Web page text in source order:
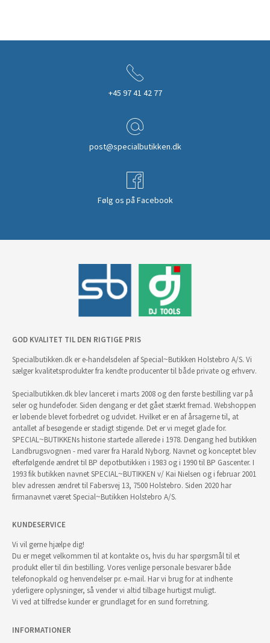
+45 97 41 42 77
post@specialbutikken.dk
Følg os på Facebook
GOD KVALITET TIL DEN RIGTIGE PRIS
Specialbutikken.dk er e-handelsdelen af Special~Butikken Holstebro A/S. Vi
sælger kvalitetsprodukter fra kendte producenter til både private og erhverv.
Specialbutikken.dk blev lanceret i marts 2008 og den første bestilling var på
seler og hundefoder. Siden dengang er det gået stærkt fremad. Webshoppen
er løbende blevet forbedret og udvidet. Hvilket er en af årsagerne til, at
antallet af besøgende er stadigt stigende. Det er vi meget glade for.
SPECIAL~BUTIKKENs historie startede allerede i 1978. Dengang hed butikken
Landbrugsvognen - med varer fra Harald Nyborg. Navnet og konceptet blev
efterfølgende ændret til BP depotbutikken i 1983 og i 1990 til BP Gascenter. I
1993 fik butikken navnet SPECIAL~BUTIKKEN v/ Kai Nielsen og i februar 2001
blev adressen ændret til Fabersvej 13, 7500 Holstebro. Siden 2020 har
firmanavnet været Special~Butikken Holstebro A/S.
KUNDESERVICE
Vi vil gerne hjælpe dig!
Du er meget velkommen til at kontakte os, hvis du har spørgsmål til et
produkt eller til din bestilling. Vores venlige personale besvarer både
telefonopkald og henvendelser pr. e-mail. Har vi brug for at indhente
yderligere oplysninger, så vender vi altid tilbage hurtigst muligt.
Vi ved at tilfredse kunder er grundlaget for en sund forretning.
INFORMATIONER